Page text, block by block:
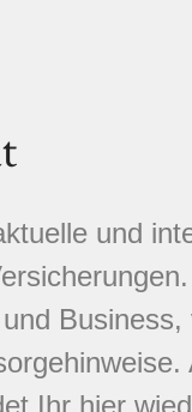
und
Ihr hier